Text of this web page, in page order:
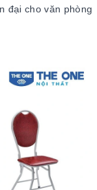
đại cho văn phòng